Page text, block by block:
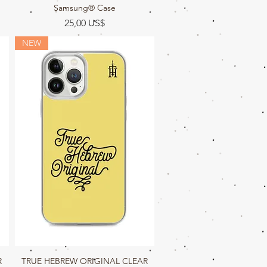
Samsung® Case
Precio
25,00 US$
Vista rápida
NEW
TRUE HEBREW ORIGINAL CLEAR